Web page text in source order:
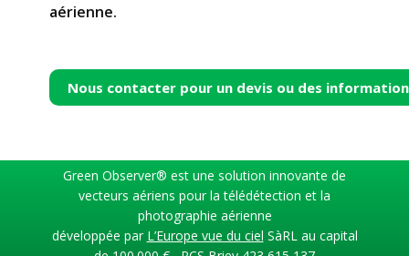
aérienne.
Nous contacter pour un devis ou des
Green Observer® est une solution innovante de
vecteurs aériens pour la télédétection et la
photographie aérienne
développée par L’Europe vue du ciel SàRL au capital